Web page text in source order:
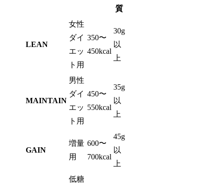
質
LEAN
女性
ダイ
エッ
ト用
350〜
450kcal
30g
以
上
MAINTAIN
男性
ダイ
エッ
ト用
450〜
550kcal
35g
以
上
GAIN
増量
用
600〜
700kcal
45g
以
上
低糖